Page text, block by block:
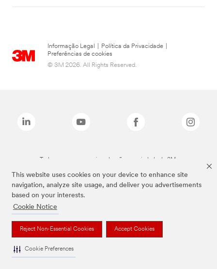
This website uses cookies on your device to enhance site
navigation, analyze site usage, and deliver you advertisements
based on your interests.
Cookie Notice
Reject Non-Essential Cookies Accept Cookies
Cookie Preferences
Informação Legal Política da Privacidade
Preferências de cookies
© 3M 2026. All Rights Reserved.
Todas as marcas mencionadas são propriedade da 3M.